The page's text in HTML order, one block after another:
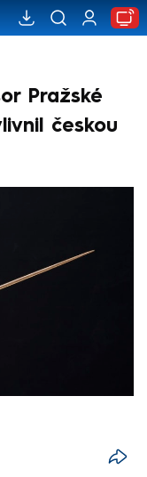
Pražské
českou